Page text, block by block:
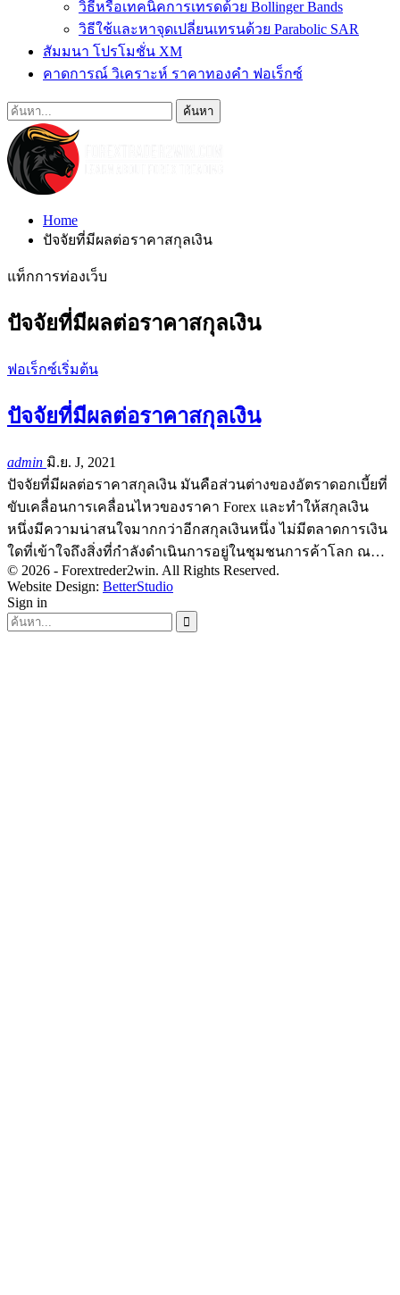
วิธีหรือเทคนิคการเทรดด้วย Bollinger Bands
วิธีใช้และหาจุดเปลี่ยนเทรนด้วย Parabolic SAR
สัมมนา โปรโมชั่น XM
คาดการณ์ วิเคราะห์ ราคาทองคำ ฟอเร็กซ์
Home
ปัจจัยที่มีผลต่อราคาสกุลเงิน
แท็กการท่องเว็บ
ปัจจัยที่มีผลต่อราคาสกุลเงิน
ฟอเร็กซ์เริ่มต้น
ปัจจัยที่มีผลต่อราคาสกุลเงิน
admin มิ.ย. J, 2021
ปัจจัยที่มีผลต่อราคาสกุลเงิน มันคือส่วนต่างของอัตราดอกเบี้ยที่
ขับเคลื่อนการเคลื่อนไหวของราคา Forex และทำให้สกุลเงิน
หนึ่งมีความน่าสนใจมากกว่าอีกสกุลเงินหนึ่ง ไม่มีตลาดการเงิน
ใดที่เข้าใจถึงสิ่งที่กำลังดำเนินการอยู่ในชุมชนการค้าโลก ณ…
© 2026 - Forextreder2win. All Rights Reserved.
Website Design: BetterStudio
Sign in